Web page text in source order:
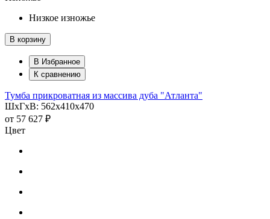
Низкое изножье
В корзину
В Избранное
К сравнению
Тумба прикроватная из массива дуба "Атланта"
ШхГхВ: 562х410х470
от 57 627 ₽
Цвет